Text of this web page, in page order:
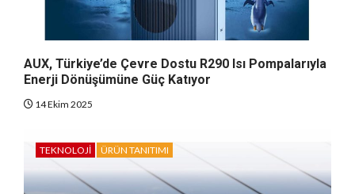
AUX, Türkiye’de Çevre Dostu R290 Isı Pompalarıyla
Enerji Dönüşümüne Güç Katıyor
14 Ekim 2025
TEKNOLOJI ÜRÜN TANITIMI